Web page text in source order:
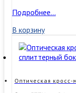
Оптическая
муфта
GP-
D-
mini
Подробнее…
В корзину
Оптическая кросс-